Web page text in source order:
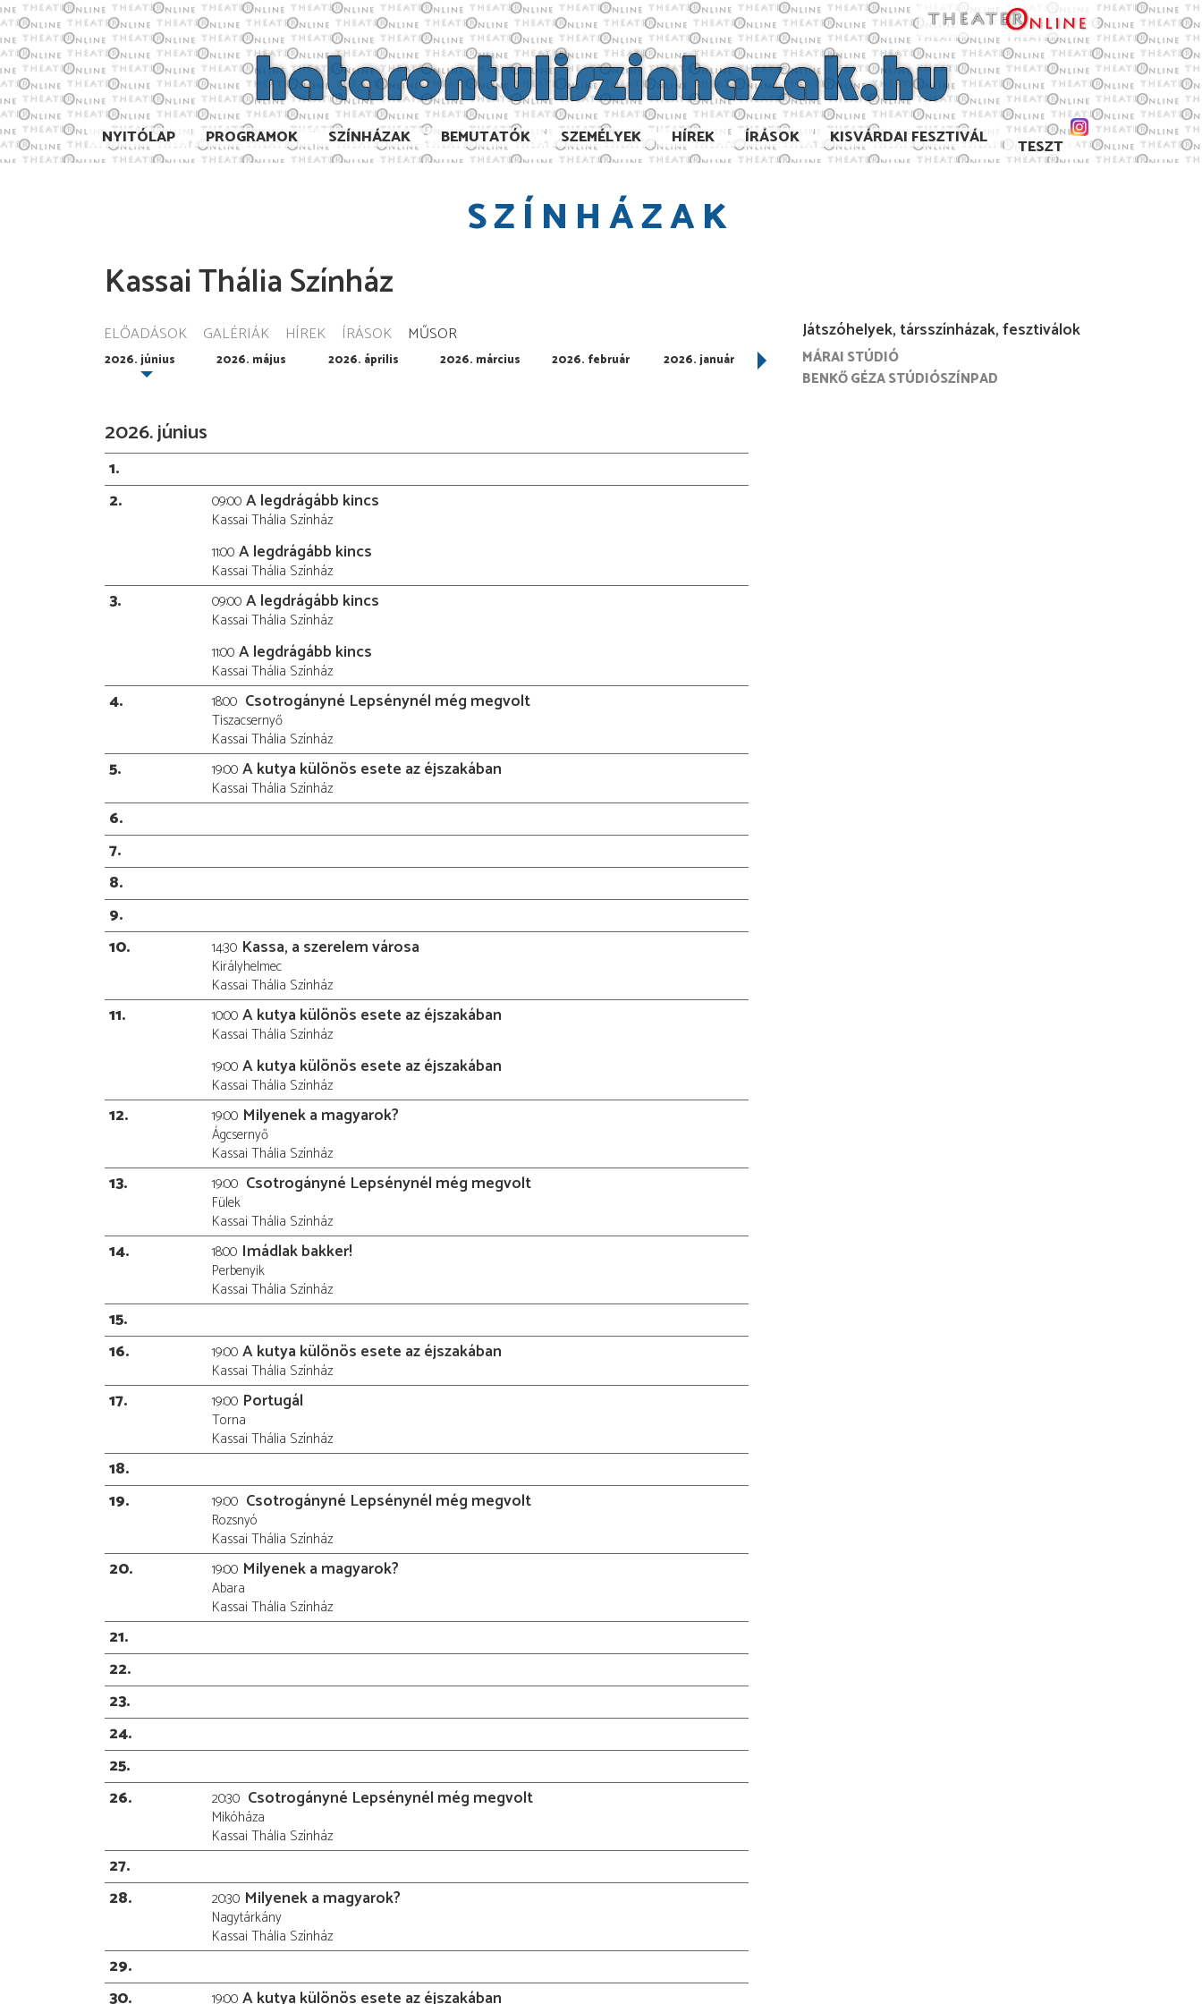
NYITÓLAP PROGRAMOK SZÍNHÁZAK BEMUTATÓK SZEMÉLYEK HÍREK ÍRÁSOK KISVÁRDAI FESZTIVÁL TESZT
SZÍNHÁZAK
Kassai Thália Színház
ELŐADÁSOK GALÉRIÁK HÍREK ÍRÁSOK MŰSOR
2026. június 2026. május 2026. április 2026. március 2026. február 2026. január 2025. december 2025. november
2026. június
1
2
09:00 A legdrágább kincs
Kassai Thália Színház
11:00 A legdrágább kincs
Kassai Thália Színház
3 09:00 A legdrágább kincs
Kassai Thália Színház
11:00 A legdrágább kincs
Kassai Thália Színház
4 18:00 Csotrogányné Lepsénynél még megvolt
Tiszacsernyő
Kassai Thália Színház
5 19:00 A kutya különös esete az éjszakában
Kassai Thália Színház
6
7
8
9
10
14:30 Kassa, a szerelem városa
Királyhelmec
Kassai Thália Színház
11 10:00 A kutya különös esete az éjszakában
Kassai Thália Színház
19:00 A kutya különös esete az éjszakában
Kassai Thália Színház
12 19:00 Milyenek a magyarok?
Ágcsernyő
Kassai Thália Színház
13 19:00 Csotrogányné Lepsénynél még megvolt
Fülek
Kassai Thália Színház
14 18:00 Imádlak bakker!
Perbenyik
Kassai Thália Színház
15
16
19:00 A kutya különös esete az éjszakában
Kassai Thália Színház
17 19:00 Portugál
Torna
Kassai Thália Színház
18
19
19:00 Csotrogányné Lepsénynél még megvolt
Rozsnyó
Kassai Thália Színház
20 19:00 Milyenek a magyarok?
Abara
Kassai Thália Színház
21
22
23
24
25
26
20:30 Csotrogányné Lepsénynél még megvolt
Mikóháza
Kassai Thália Színház
27
28
20:30 Milyenek a magyarok?
Nagytárkány
Kassai Thália Színház
29
30
19:00 A kutya különös esete az éjszakában
Játszóhelyek, társszínházak, fesztiválok
MÁRAI STÚDIÓ
BENKŐ GÉZA STÚDIÓSZÍNPAD